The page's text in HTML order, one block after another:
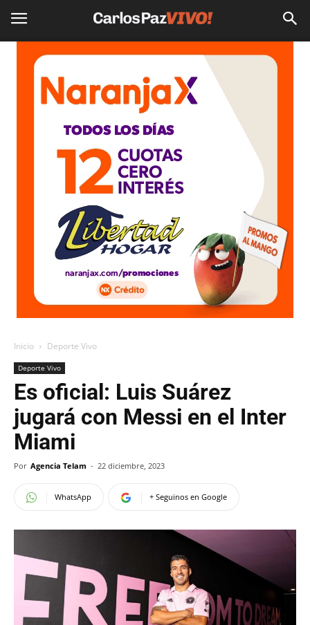
Inicio Deporte Vivo
Deporte Vivo
Es oficial: Luis Suárez
jugará con Messi en el Inter
Miami
Por Agencia Telam - 22 diciembre, 2023
WhatsApp + Seguinos en Google